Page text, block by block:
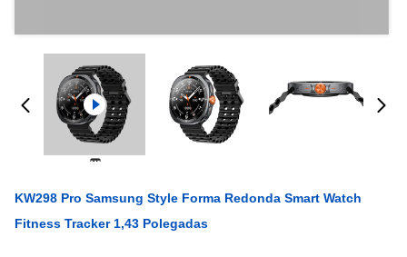
KW298 Pro Samsung Style Forma Redonda Smart Watch
Fitness Tracker 1,43 Polegadas